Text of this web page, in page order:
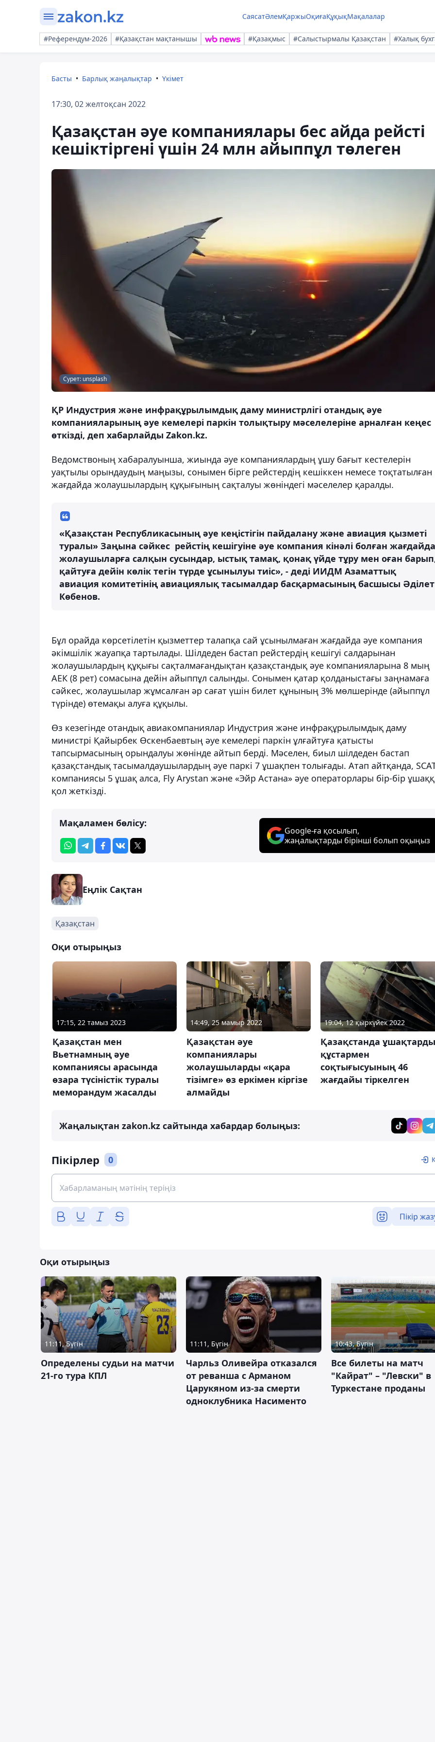
СаясатӘлемҚаржыОқиғаҚұқықМақалалар
#Референдум-2026 #Қазақстан мақтанышы #Қазақмыс #Салыстырмалы Қазақстан #Халық
Басты Барлық жаңалықтар Үкімет
17:30, 02 желтоқсан 2022
Қазақстан әуе компаниялары бес айда рейсті
кешіктіргені үшін 24 млн айыппұл төлеген
Сурет: unsplash
ҚР Индустрия және инфрақұрылымдық даму министрлігі отандық әуе
компанияларының әуе кемелері паркін толықтыру мәселелеріне арналған кеңес
өткізді, деп хабарлайды Zakon.kz.
Ведомствоның хабаралуынша, жиында әуе компаниялардың ұшу бағыт кестелерін
уақтылы орындаудың маңызы, сонымен бірге рейстердің кешіккен немесе тоқтатылған
жағдайда жолаушылардың құқығының сақталуы жөніндегі мәселелер қаралды.
«Қазақстан Республикасының әуе кеңістігін пайдалану және авиация қызметі
туралы» Заңына сәйкес рейстің кешігуіне әуе компания кінәлі болған жағдайда
жолаушыларға салқын сусындар, ыстық тамақ, қонақ үйде тұру мен оған
қайтуға дейін көлік тегін түрде ұсынылуы тиіс», - деді ИИДМ Азаматтық
авиация комитетінің авиациялық тасымалдар басқармасының басшысы Әділет
Көбенов.
Бұл орайда көрсетілетін қызметтер талапқа сай ұсынылмаған жағдайда әуе компания
әкімшілік жауапқа тартылады. Шілдеден бастап рейстердің кешігуі салдарынан
жолаушылардың құқығы сақталмағандықтан қазақстандық әуе компанияларына 8 мың
АЕК (8 рет) сомасына дейін айыппұл салынды. Сонымен қатар қолданыстағы заңнамаға
сәйкес, жолаушылар жұмсалған әр сағат үшін билет құнының 3% мөлшерінде (айыппұл
түрінде) өтемақы алуға құқылы.
Өз кезегінде отандық авиакомпаниялар Индустрия және инфрақұрылымдық даму
министрі Қайырбек Өскенбаевтың әуе кемелері паркін ұлғайтуға қатысты
тапсырмасының орындалуы жөнінде айтып берді. Мәселен, биыл шілдеден бастап
қазақстандық тасымалдаушылардың әуе паркі 7 ұшақпен толығады. Атап айтқанда,
компаниясы 5 ұшақ алса, Fly Arystan және «Эйр Астана» әуе операторлары бір-бір
қол жеткізді.
Мақаламен бөлісу:
Google-ға қосылып,
жаңалықтарды бірінші болып оқыңыз
Еңлік Сақтан
Қазақстан
Оқи отырыңыз
17:15, 22 тамыз 2023
Қазақстан мен
Вьетнамның әуе
компаниясы арасында
өзара түсіністік туралы
меморандум жасалды
14:49, 25 мамыр 2022
Қазақстан әуе
компаниялары
жолаушыларды «қара
тізімге» өз еркімен кіргізе
алмайды
19:04, 12 қыркүйек 2022
Қазақстанда
құстармен
соқтығысуының 46
жағдайы тіркелген
Жаңалықтан zakon.kz сайтында хабардар болыңыз:
Пікірлер 0
Пікір
Оқи отырыңыз
11:11, Бүгін
Определены судьи на матчи
21-го тура КПЛ
11:11, Бүгін
Чарльз Оливейра отказался
от реванша с Арманом
Царукяном из-за смерти
одноклубника Насименто
10:43, Бүгін
Все билеты на матч
"Кайрат" – "Левски" в
Туркестане проданы